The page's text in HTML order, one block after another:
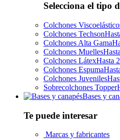
Selecciona el tipo
Colchones
Colchones Techson
Colchones Alta Gama
Colchones Muelles
Colchones LátexHasta
Colchones Espuma
Colchones Juveniles
Sobrecolchones Topper
Bases y
Te puede interesar
Marcas y fabricantes